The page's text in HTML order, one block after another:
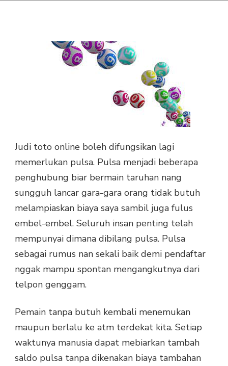
Judi toto online boleh difungsikan lagi
memerlukan pulsa. Pulsa menjadi beberapa
penghubung biar bermain taruhan nang
sungguh lancar gara-gara orang tidak butuh
melampiaskan biaya saya sambil juga fulus
embel-embel. Seluruh insan penting telah
mempunyai dimana dibilang pulsa. Pulsa
sebagai rumus nan sekali baik demi pendaftar
nggak mampu spontan mengangkutnya dari
telpon genggam.
Pemain tanpa butuh kembali menemukan
maupun berlalu ke atm terdekat kita. Setiap
waktunya manusia dapat mebiarkan tambah
saldo pulsa tanpa dikenakan biaya tambahan